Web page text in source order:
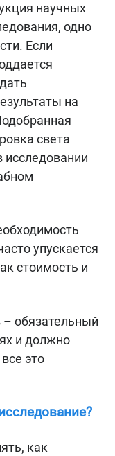
научных
одно
Если
на
света
исследовании
упускается
стоимость и
– обязательный
и должно
это
как